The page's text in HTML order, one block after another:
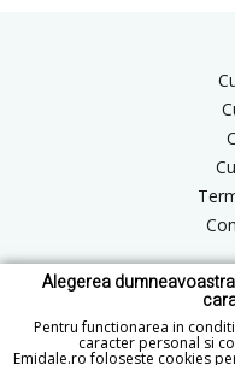
Alegerea
Pentru functionarea in
caracter personal si
Emidale.ro foloseste cookies